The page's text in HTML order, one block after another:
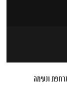
ונעימה